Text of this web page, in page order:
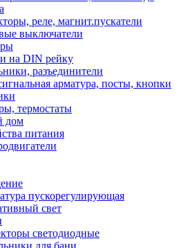
реле, магнит.пускатели
выключатели
на DIN рейку
разъединители
арматура, посты, кнопки
термостаты
дом
питания
пускорегулирующая
свет
светодиодные